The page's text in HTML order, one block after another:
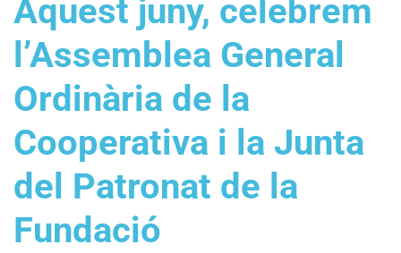
Aquest juny, celebrem
l’Assemblea General
Ordinària de la
Cooperativa i la Junta
del Patronat de la
Fundació